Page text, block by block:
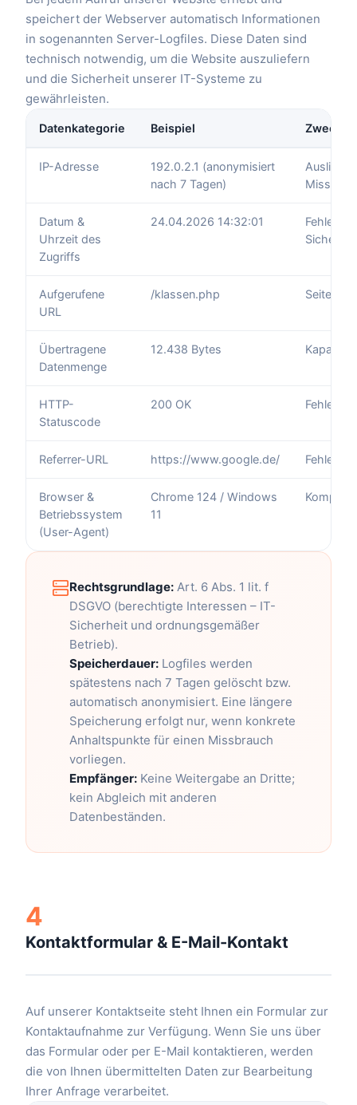
speichert der Webserver automatisch Informationen
in sogenannten Server-Logfiles. Diese Daten sind
technisch notwendig, um die Website auszuliefern
und die Sicherheit unserer IT-Systeme zu
gewährleisten.
Datenkategorie Beispiel Zweck
IP-Adresse
192.0.2.1 (anonymisiert
nach 7 Tagen)
Datum &
Uhrzeit des
Zugriffs
24.04.2026 14:32:01
Aufgerufene
URL
/klassen.php
Übertragene
Datenmenge
12.438 Bytes
HTTP-
Statuscode
200 OK
Referrer-URL https://www.google.de/
Browser &
Betriebssystem
(User-Agent)
Chrome 124 / Windows
11
Rechtsgrundlage: Art. 6 Abs. 1 lit. f
DSGVO (berechtigte Interessen – IT-
Sicherheit und ordnungsgemäßer
Betrieb).
Speicherdauer: Logfiles werden
spätestens nach 7 Tagen gelöscht bzw.
automatisch anonymisiert. Eine längere
Speicherung erfolgt nur, wenn konkrete
Anhaltspunkte für einen Missbrauch
vorliegen.
Empfänger: Keine Weitergabe an Dritte;
kein Abgleich mit anderen
Datenbeständen.
4
Kontaktformular & E-Mail-Kontakt
Auf unserer Kontaktseite steht Ihnen ein Formular zur
Kontaktaufnahme zur Verfügung. Wenn Sie uns über
das Formular oder per E-Mail kontaktieren, werden
die von Ihnen übermittelten Daten zur Bearbeitung
Ihrer Anfrage verarbeitet.